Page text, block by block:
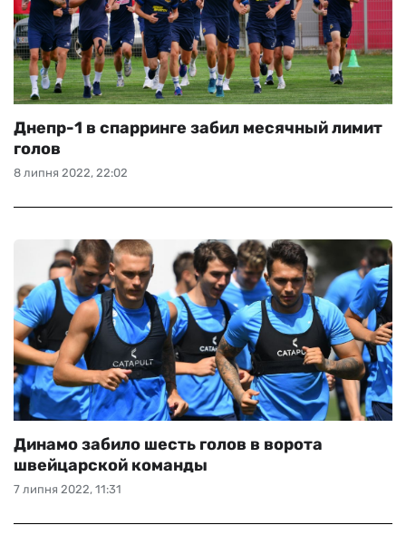
8 липня 2022, 22:02
Днепр-1 в спарринге забил месячный лимит
голов
7 липня 2022, 11:31
Динамо забило шесть голов в ворота
швейцарской команды